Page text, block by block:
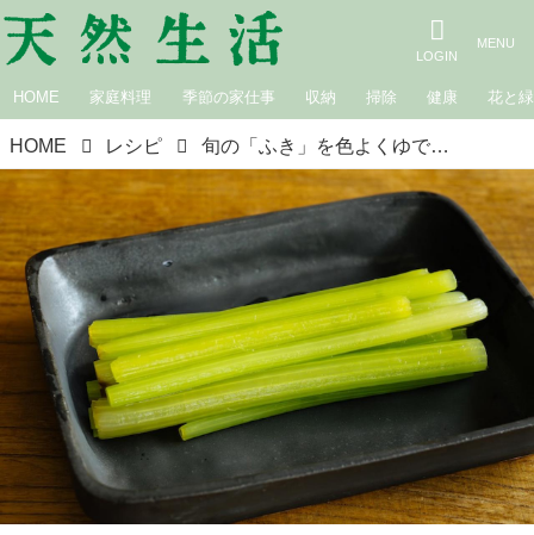
HOME 家庭料理 季節の家仕事 収納 掃除 健康 花と緑
HOME レシピ 旬の「ふき」を色よくゆでるコツ。お弁当屋さんに教わる“おいしいゆで時間”とおひたしのつくり方／uzura・前田潤子さん